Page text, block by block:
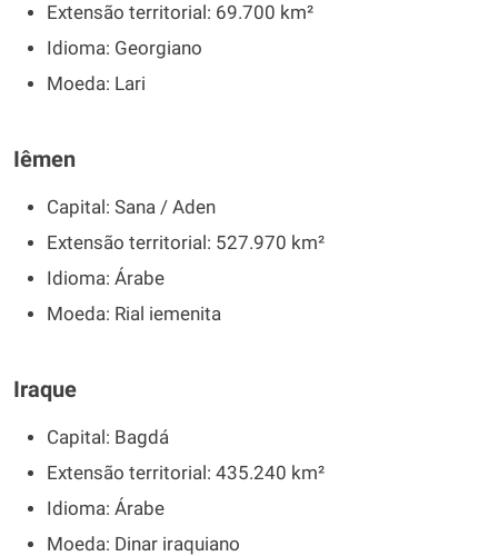
Extensão territorial: 69.700 km²
Idioma: Georgiano
Moeda: Lari
Iêmen
Capital: Sana / Aden
Extensão territorial: 527.970 km²
Idioma: Árabe
Moeda: Rial iemenita
Iraque
Capital: Bagdá
Extensão territorial: 435.240 km²
Idioma: Árabe
Moeda: Dinar iraquiano